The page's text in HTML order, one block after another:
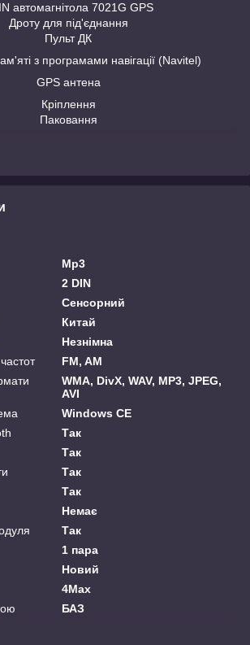
автомагнітола 7021G GPS
Дроту для під'єднання
Пульт ДК
з програмами навігації (Navitel)
GPS антена
Кріплення
Паковання
Mp3
2 DIN
Сенсорний
Китай
Незнімна
FM, AM
WMA, DivX, WAV, MP3, JPEG,
AVI
Windows CE
Так
Так
Так
Так
Немає
Так
1 пара
Новий
4Max
БАЗ